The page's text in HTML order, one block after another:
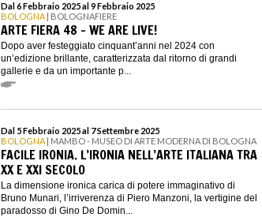
Dal 6 Febbraio 2025 al 9 Febbraio 2025
BOLOGNA | BOLOGNAFIERE
ARTE FIERA 48 - WE ARE LIVE!
Dopo aver festeggiato cinquant’anni nel 2024 con
un’edizione brillante, caratterizzata dal ritorno di grandi
gallerie e da un importante p...
Dal 5 Febbraio 2025 al 7 Settembre 2025
BOLOGNA | MAMBO - MUSEO DI ARTE MODERNA DI BOLOGNA
FACILE IRONIA. L’IRONIA NELL’ARTE ITALIANA TRA
XX E XXI SECOLO
La dimensione ironica carica di potere immaginativo di
Bruno Munari, l’irriverenza di Piero Manzoni, la vertigine del
paradosso di Gino De Domin...